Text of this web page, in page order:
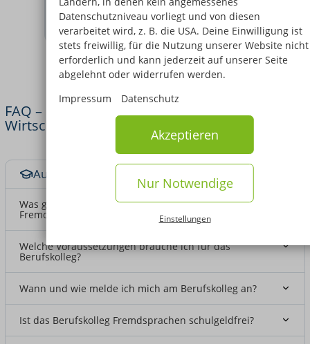
Datenschutzniveau vorliegt und von diesen
verarbeitet wird, z. B. die USA. Deine Einwilligung ist
stets freiwillig, für die Nutzung unserer Website nicht
erforderlich und kann jederzeit auf unserer Seite
abgelehnt oder widerrufen werden.
Impressum
Datenschutz
Akzeptieren
Nur Notwendige
Einstellungen
Voraussetzungen für ein Fachhochschulstudium mit
wirtschaftlichem Schwerpunkt wie BWL oder
FAQ – häufige Fragen zur Fachhochschulreife
Wirtschaft & Fremdsprachen
Ausbildung & Voraussetzungen
Was genau ist ein Kaufmännisches Berufskolleg
Fremdsprachen?
Welche Voraussetzungen brauche ich für das
Berufskolleg?
Wann und wie melde ich mich am Berufskolleg an?
Ist das Berufskolleg Fremdsprachen schulgeldfrei?